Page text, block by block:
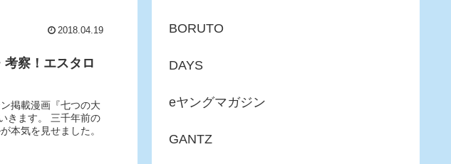
2018.04.19
考察！エスタロ
掲載漫画『七つの大
きます。 三千年前の
本気を見せました。
BORUTO
DAYS
eヤングマガジン
GANTZ